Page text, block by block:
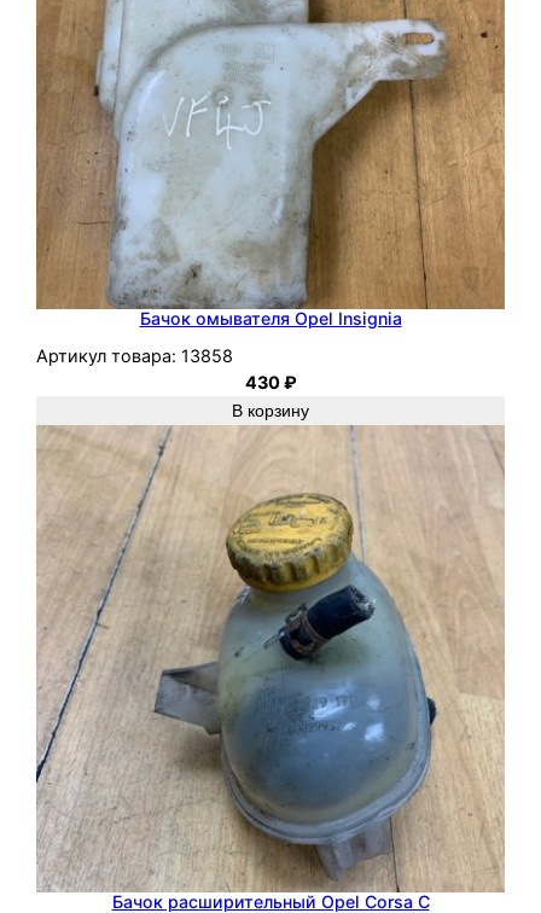
Бачок омывателя Opel Insignia
Артикул товара: 13858
430₽
В корзину
Бачок расширительный Opel Corsa C